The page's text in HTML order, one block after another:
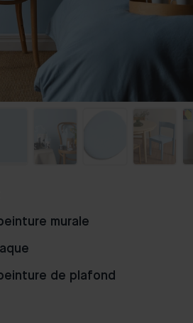
murale
de plafond